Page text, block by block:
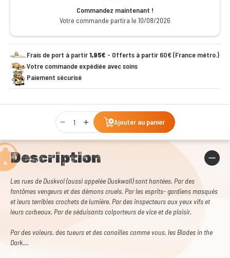
Commandez maintenant !
Votre commande partira le 10/08/2026
Frais de port à partir1,95€ - Offerts à partir 60€ (France métro.)
Votre commande expédiée avec soins
Paiement sécurisé
Qty
Ajouter au panier
Description
Les rues de Duskvol (aussi appelée Duskwall) sont hantées. Par des
fantômes vengeurs et des démons cruels. Par les esprits- gardiens masqués
et leurs terribles crochets de lumière. Par des inspecteurs aux yeux vifs et
leurs corbeaux. Par de séduisants colporteurs de vice et de plaisir.
Par des voleurs, des tueurs et des canailles comme vous, les Blades in the
Dark....